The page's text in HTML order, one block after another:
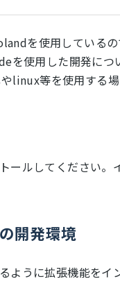
を使用している
を使用した開発に
linux等を使用する
ルしてください。
開発環境
ように拡張機能を